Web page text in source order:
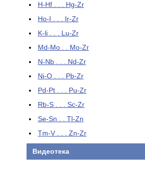
H-Hf . . . Hg-Zr
Ho-I . . . Ir-Zr
K-li . . . Lu-Zr
Md-Mo . . Mo-Zr
N-Nb . . . Nd-Zr
Ni-O . . . Pb-Zr
Pd-Pt . . . Pu-Zr
Rb-S . . . Sc-Zr
Se-Sn . . Tl-Zn
Tm-V . . . Zn-Zr
Видеотека